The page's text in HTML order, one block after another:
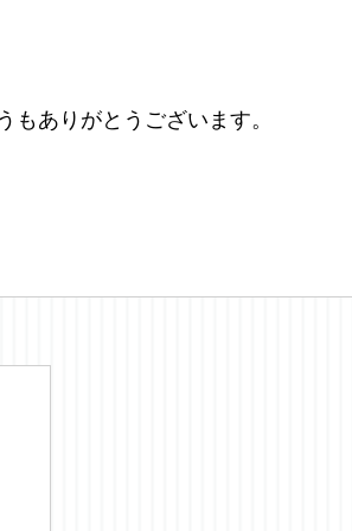
ありがとうございます。